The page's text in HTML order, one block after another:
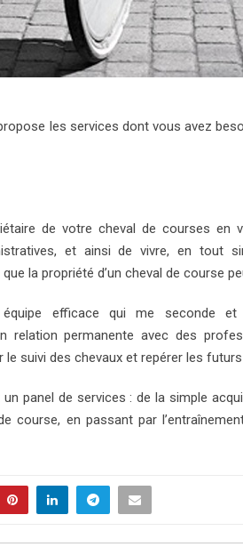
les services dont vous avez
de votre cheval de courses en
et ainsi de vivre, en tout
la propriété d’un cheval de course
efficace qui me seconde et
relation permanente avec des
suivi des chevaux et repérer les futurs
panel de services : de la simple
course, en passant par